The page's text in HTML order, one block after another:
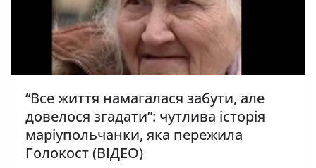
“Все життя намагалася забути, але
довелося згадати”: чутлива історія
маріупольчанки, яка пережила
Голокост (ВІДЕО)